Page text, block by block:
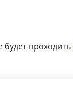
будет проходить